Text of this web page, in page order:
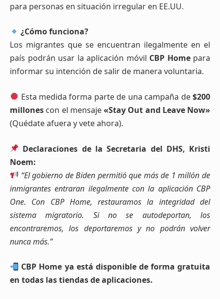
para personas en situación irregular en EE.UU.
¿Cómo funciona?
Los migrantes que se encuentran ilegalmente en el
país podrán usar la aplicación móvil CBP Homepara
informar su intención de salir de manera voluntaria.
Esta medida forma parte de una campaña de$200
millones con el mensaje«Stay Out and Leave Now»
(Quédate afuera y vete ahora).
Declaraciones de la Secretaria del DHS, Kristi
Noem:
“El gobierno de Biden permitió que más de 1 millón de
inmigrantes entraran ilegalmente con la aplicación CBP
One. Con CBP Home, restauramos la integridad del
sistema migratorio. Si no se autodeportan, los
encontraremos, los deportaremos y no podrán volver
nunca más.”
CBP Home ya está disponible de forma gratuita
en todas las tiendas de aplicaciones.